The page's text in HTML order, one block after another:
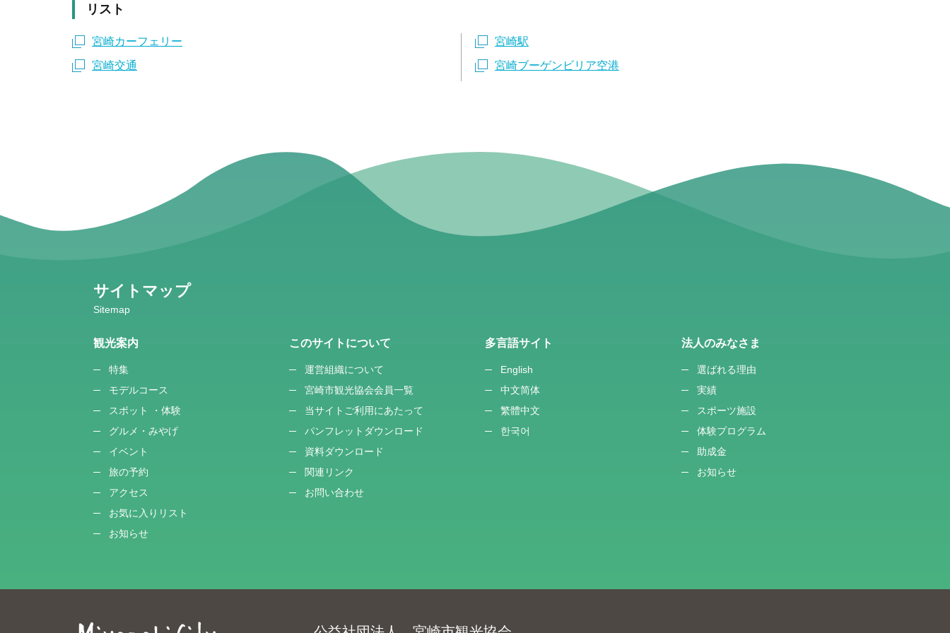
リスト
宮崎カーフェリー
宮崎駅
宮崎交通
宮崎ブーゲンビリア空港
サイトマップ
観光案内
特集
モデルコース
スポット ・体験
グルメ・みやげ
イベント
旅の予約
アクセス
お気に入りリスト
お知らせ
このサイトについて
運営組織について
宮崎市観光協会会員一覧
当サイトご利用にあたって
パンフレットダウンロード
資料ダウンロード
関連リンク
お問い合わせ
多言語サイト
English
中文简体
繁體中文
한국어
法人のみなさま
選ばれる理由
実績
スポーツ施設
体験プログラム
助成金
お知らせ